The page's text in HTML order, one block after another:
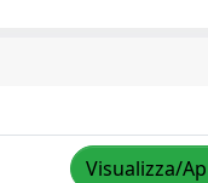
Visualizza/